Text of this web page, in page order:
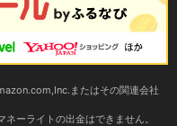
またはその関連会社
ーライトの出金はできません。